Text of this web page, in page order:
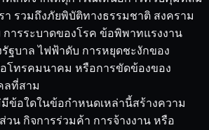
า รวมถึงภัยพิบัติทางธรรมชาติ สงคราม
การระบาดของโรค ข้อพิพาทแรงงาน
ฐบาล ไฟฟ้าดับ การหยุดชะงักของ
อโทรคมนาคม หรือการขัดข้องของ
ลที่สาม
ข้อใดในข้อกำหนดเหล่านี้สร้างความ
น กิจการร่วมค้า การจ้างงาน หรือ